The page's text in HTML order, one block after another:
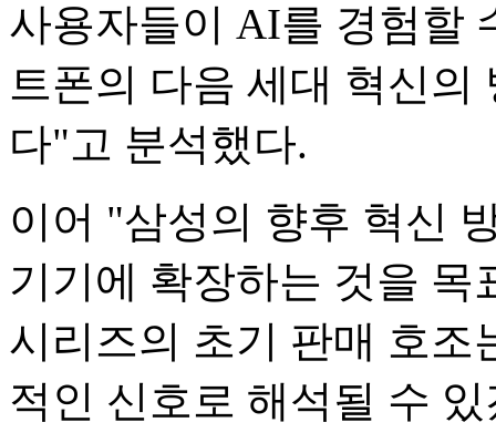
사용자들이 AI를 경험할
트폰의 다음 세대 혁신의
다"고 분석했다.
이어 "삼성의 향후 혁신
기기에 확장하는 것을 목
시리즈의 초기 판매 호조
적인 신호로 해석될 수